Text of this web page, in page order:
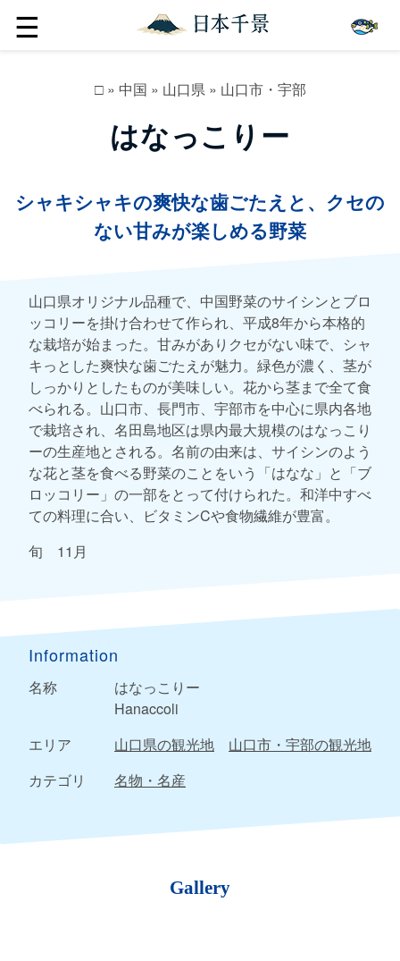
☰
□» 中国 » 山口県» 山口市・宇部
はなっこりー
シャキシャキの爽快な歯ごたえと、クセの
ない甘みが楽しめる野菜
山口県オリジナル品種で、中国野菜のサイシンとブロ
ッコリーを掛け合わせて作られ、平成8年から本格的
な栽培が始まった。甘みがありクセがない味で、シャ
キっとした爽快な歯ごたえが魅力。緑色が濃く、茎が
しっかりとしたものが美味しい。花から茎まで全て食
べられる。山口市、長門市、宇部市を中心に県内各地
で栽培され、名田島地区は県内最大規模のはなっこり
ーの生産地とされる。名前の由来は、サイシンのよう
な花と茎を食べる野菜のことをいう「はなな」と「ブ
ロッコリー」の一部をとって付けられた。和洋中すべ
ての料理に合い、ビタミンCや食物繊維が豊富。
旬 11月
Information
名称
はなっこりー
Hanaccoli
エリア
山口県の観光地
山口市・宇部の観光地
カテゴリ
名物・名産
Gallery